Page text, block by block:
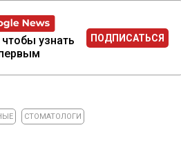
узнать
ПОДПИСАТЬСЯ
СТОМАТОЛОГИ